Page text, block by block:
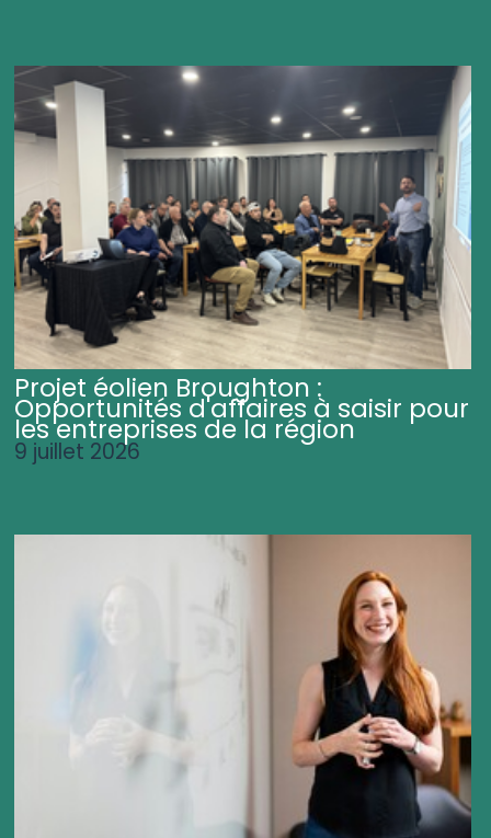
Projet éolien Broughton :
Opportunités d'affaires à saisir pour
les entreprises de la région
9 juillet 2026